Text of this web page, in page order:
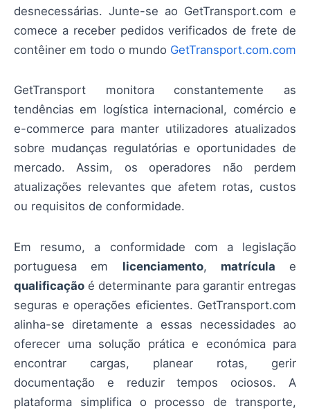
desnecessárias. Junte-se ao GetTransport.com e
comece a receber pedidos verificados de frete de
contêiner em todo o mundo GetTransport.com.com
GetTransport monitora constantemente as
tendências em logística internacional, comércio e
e-commerce para manter utilizadores atualizados
sobre mudanças regulatórias e oportunidades de
mercado. Assim, os operadores não perdem
atualizações relevantes que afetem rotas, custos
ou requisitos de conformidade.
Em resumo, a conformidade com a legislação
portuguesa em licenciamento, matrícula e
qualificação é determinante para garantir entregas
seguras e operações eficientes. GetTransport.com
alinha-se diretamente a essas necessidades ao
oferecer uma solução prática e económica para
encontrar cargas, planear rotas, gerir
documentação e reduzir tempos ociosos. A
plataforma simplifica o processo de transporte,